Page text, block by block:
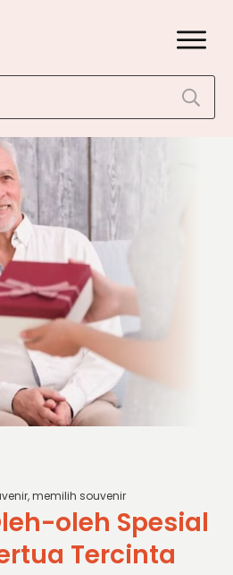
,memilih souvenir
oleh Spesial
Tercinta